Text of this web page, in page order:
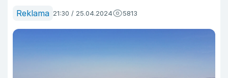
Reklama 21:30 / 25.04.2024 5813